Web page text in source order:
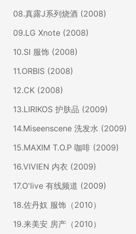
08.真露J系列烧酒 (2008)
09.LG Xnote (2008)
10.SI 服饰 (2008)
11.ORBIS (2008)
12.CK (2008)
13.LIRIKOS 护肤品 (2009)
14.Miseenscene 洗发水 (2009)
15.MAXIM T.O.P 咖啡 (2009)
16.VIVIEN 内衣 (2009)
17.O'live 有线频道 (2009)
18.佐丹奴 服饰（2010）
19.来美安 房产（2010）